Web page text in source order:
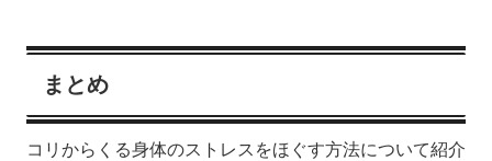
まとめ
コリからくる身体のストレスをほぐす方法について紹介